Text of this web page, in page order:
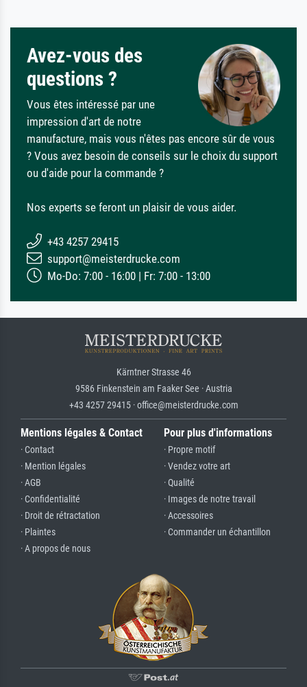
Avez-vous des
questions ?
Vous êtes intéressé par une
impression d'art de notre
manufacture, mais vous n'êtes pas encore sûr de vous
? Vous avez besoin de conseils sur le choix du support
ou d'aide pour la commande ?
Nos experts se feront un plaisir de vous aider.
+43 4257 29415
support@meisterdrucke.com
Mo-Do: 7:00 - 16:00 | Fr: 7:00 - 13:00
Kärntner Strasse 46
9586 Finkenstein am Faaker See · Austria
+43 4257 29415 · office@meisterdrucke.com
Mentions légales & Contact
· Contact
· Mention légales
· AGB
· Confidentialité
· Droit de rétractation
· Plaintes
· A propos de nous
Pour plus d'informations
· Propre motif
· Vendez votre art
· Qualité
· Images de notre travail
· Accessoires
· Commander un échantillon